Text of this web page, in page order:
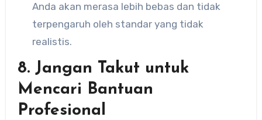
Anda akan merasa lebih bebas dan tidak
terpengaruh oleh standar yang tidak
realistis.
8. Jangan Takut untuk
Mencari Bantuan
Profesional